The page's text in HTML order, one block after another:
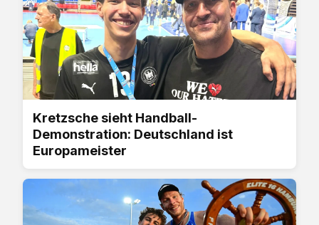
Kretzsche sieht Handball-
Demonstration: Deutschland ist
Europameister